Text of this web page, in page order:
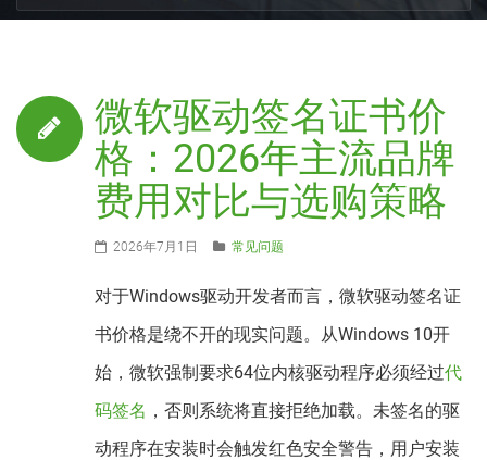
微软驱动签名证书价
格：2026年主流品牌
费用对比与选购策略
2026年7月1日 常见问题
对于Windows驱动开发者而言，微软驱动签名证
书价格是绕不开的现实问题。从Windows 10开
始，微软强制要求64位内核驱动程序必须经过代
码签名 ，否则系统将直接拒绝加载。未签名的驱
动程序在安装时会触发红色安全警告，用户安装